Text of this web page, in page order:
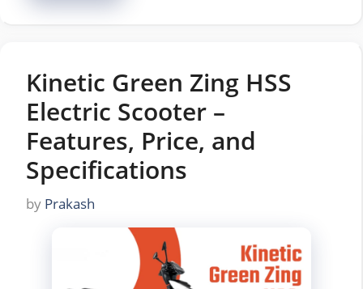
Kinetic Green Zing HSS
Electric Scooter –
Features, Price, and
Specifications
by Prakash